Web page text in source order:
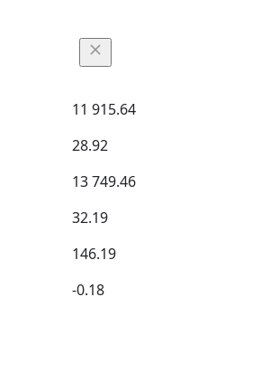
11 915.64
28.92
13 749.46
32.19
146.19
-0.18